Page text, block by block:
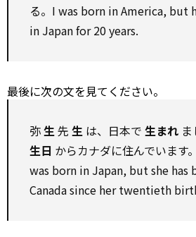
る。I was born in America, but
in Japanfor20 years.
最後に次の文を見てください。
弥生 先 生 は、日本で 生まれ
生日 からカナダに住んでいます
was born in Japan, but she has
Canadasince her twentieth